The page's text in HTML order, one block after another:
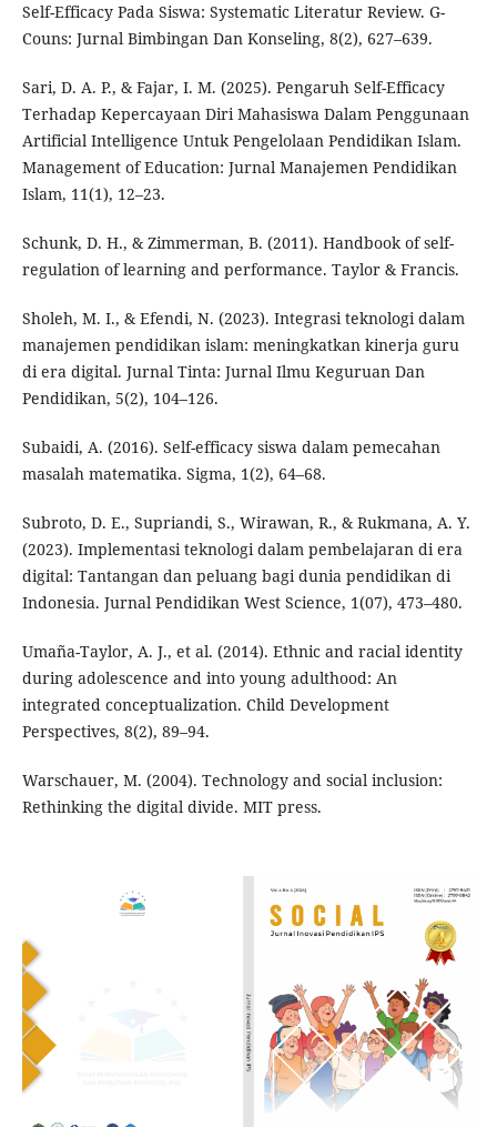
Self-Efficacy Pada Siswa: Systematic Literatur Review. G-
Couns: Jurnal Bimbingan Dan Konseling, 8(2), 627–639.
Sari, D. A. P., & Fajar, I. M. (2025). Pengaruh Self-Efficacy
Terhadap Kepercayaan Diri Mahasiswa Dalam Penggunaan
Artificial Intelligence Untuk Pengelolaan Pendidikan Islam.
Management of Education: Jurnal Manajemen Pendidikan
Islam, 11(1), 12–23.
Schunk, D. H., & Zimmerman, B. (2011). Handbook of self-
regulation of learning and performance. Taylor & Francis.
Sholeh, M. I., & Efendi, N. (2023). Integrasi teknologi dalam
manajemen pendidikan islam: meningkatkan kinerja guru
di era digital. Jurnal Tinta: Jurnal Ilmu Keguruan Dan
Pendidikan, 5(2), 104–126.
Subaidi, A. (2016). Self-efficacy siswa dalam pemecahan
masalah matematika. Sigma, 1(2), 64–68.
Subroto, D. E., Supriandi, S., Wirawan, R., & Rukmana, A. Y.
(2023). Implementasi teknologi dalam pembelajaran di era
digital: Tantangan dan peluang bagi dunia pendidikan di
Indonesia. Jurnal Pendidikan West Science, 1(07), 473–480.
Umaña-Taylor, A. J., et al. (2014). Ethnic and racial identity
during adolescence and into young adulthood: An
integrated conceptualization. Child Development
Perspectives, 8(2), 89–94.
Warschauer, M. (2004). Technology and social inclusion:
Rethinking the digital divide. MIT press.